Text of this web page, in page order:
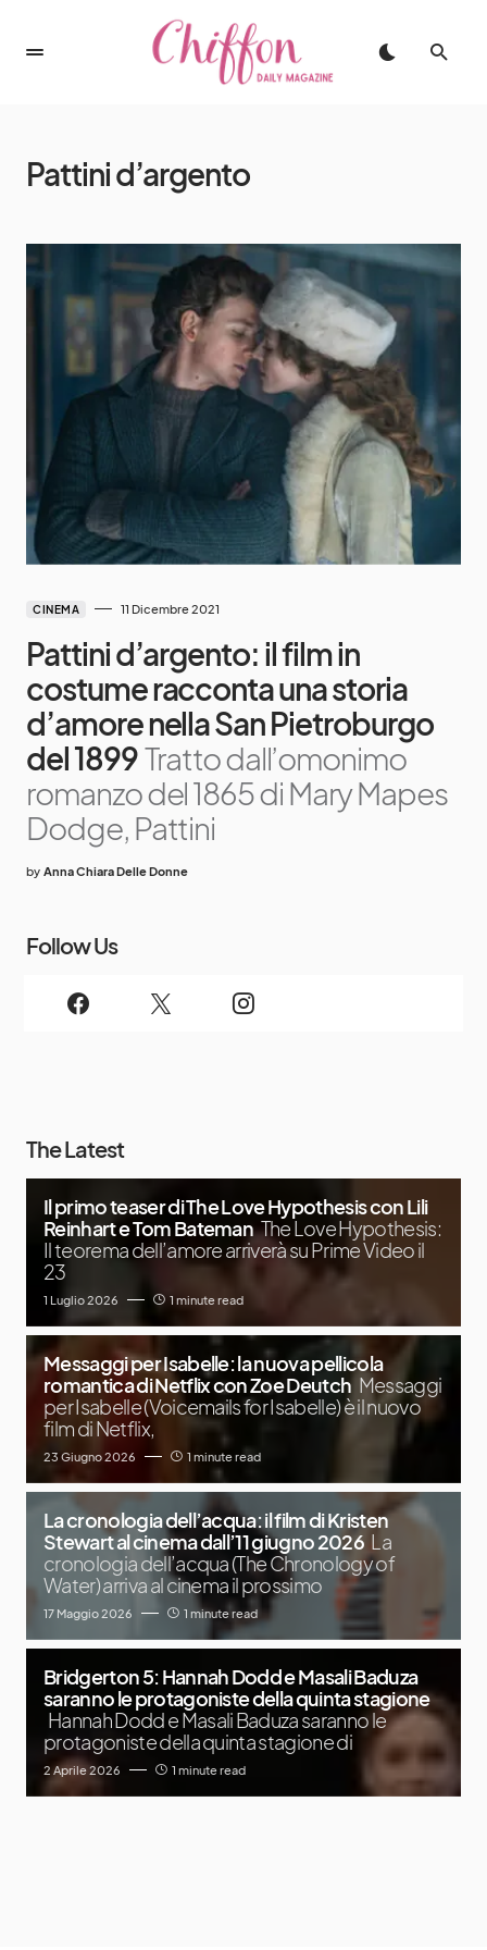
Pattini d’argento
CINEMA 11 Dicembre 2021
Pattini d’argento: il film in
costume racconta una storia
d’amore nella San Pietroburgo
del 1899Tratto dall’omonimo
romanzo del 1865 di Mary Mapes
Dodge, Pattini
by Anna Chiara Delle Donne
Follow Us
The Latest
Il primo teaser di The Love Hypothesis con Lili
Reinhart e Tom Bateman The Love Hypothesis:
Il teorema dell’amore arriverà su Prime Video il
23
1 Luglio 2026 1 minute read
Messaggi per Isabelle: la nuova pellicola
romantica di Netflix con Zoe Deutch Messaggi
per Isabelle (Voicemails for Isabelle) è il nuovo
film di Netflix,
23 Giugno 2026 1 minute read
La cronologia dell’acqua: il film di Kristen
Stewart al cinema dall’11 giugno 2026 La
cronologia dell’acqua (The Chronology of
Water) arriva al cinema il prossimo
17 Maggio 2026 1 minute read
Bridgerton 5: Hannah Dodd e Masali Baduza
saranno le protagoniste della quinta stagione
Hannah Dodd e Masali Baduza saranno le
protagoniste della quinta stagione di
2 Aprile 2026 1 minute read